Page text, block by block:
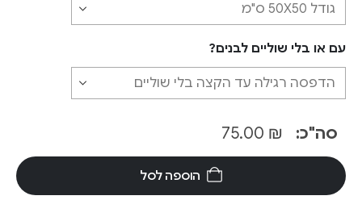
עם או בלי שוליים לבנים?
סה"כ: ₪
הוספה לסל